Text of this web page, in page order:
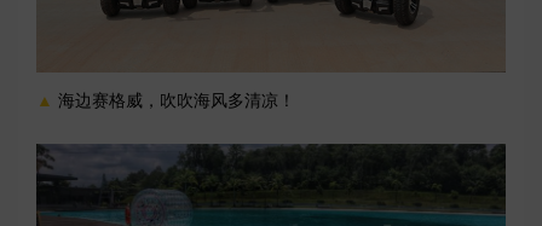
▲ 海边赛格威，吹吹海风多清凉！